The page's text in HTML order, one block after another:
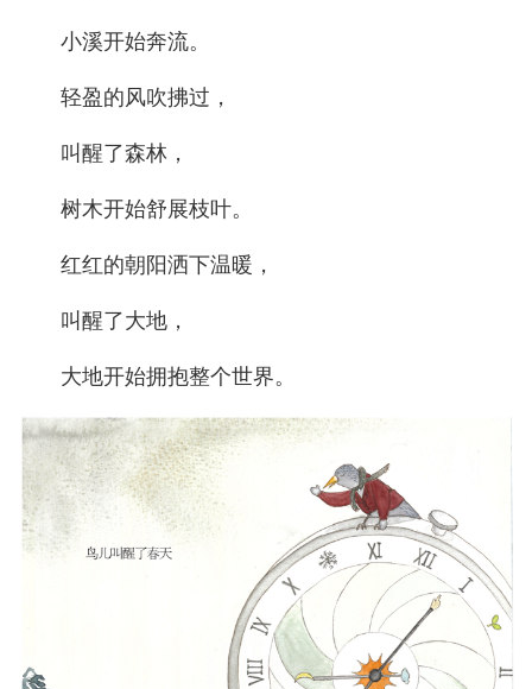
小溪开始奔流。
轻盈的风吹拂过，
叫醒了森林，
树木开始舒展枝叶。
红红的朝阳洒下温暖，
叫醒了大地，
大地开始拥抱整个世界。